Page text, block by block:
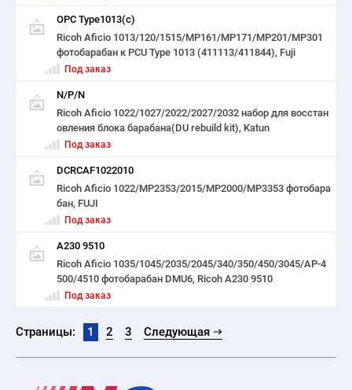
ОРС Type1013(c)
Ricoh Aficio 1013/120/1515/MP161/MP171/MP201/MP301
фотобарабан к PCU Type 1013 (411113/411844), Fuji
Под заказ
N/P/N
Ricoh Aficio 1022/1027/2022/2027/2032 набор для восстан
овления блока барабана(DU rebuild kit), Katun
Под заказ
DCRCAF1022010
Ricoh Aficio 1022/MP2353/2015/MP2000/MP3353 фотобара
бан, FUJI
Под заказ
A230 9510
Ricoh Aficio 1035/1045/2035/2045/340/350/450/3045/AP-4
500/4510 фотобарабан DMU6, Ricoh A230 9510
Под заказ
Страницы: 1 2 3 Следующая